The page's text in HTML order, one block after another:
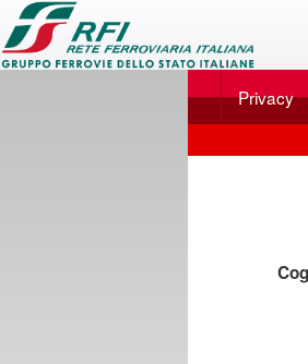
Applicazione
SalaBlu Privacy
Nuova